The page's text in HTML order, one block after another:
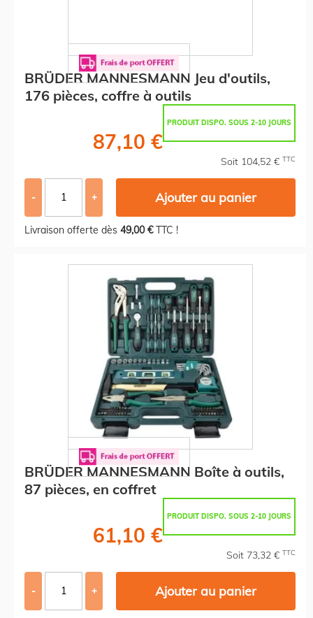
BRÜDER MANNESMANN Jeu d'outils,
176 pièces, coffre à outils
PRODUIT DISPO. SOUS 2-10 JOURS
87,10 €
Soit 104,52 € TTC
- + Ajouter au panier
Livraison offerte dès 49,00 €TTC !
BRÜDER MANNESMANN Boîte à outils,
87 pièces, en coffret
PRODUIT DISPO. SOUS 2-10 JOURS
61,10 €
Soit 73,32 € TTC
- + Ajouter au panier